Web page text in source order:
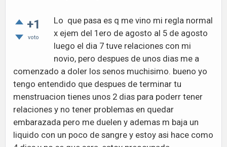
+1
voto
Lo que pasa es q me vino mi regla normal
x ejem del 1ero de agosto al 5 de agosto
luego el dia 7 tuve relaciones con mi
novio, pero despues de unos dias me a
comenzado a doler los senos muchisimo. bueno yo
tengo entendido que despues de terminar tu
menstruacion tienes unos 2 dias para poderr tener
relaciones y no tener problemas en quedar
embarazada pero me duelen y ademas m baja un
liquido con un poco de sangre y estoy asi hace como